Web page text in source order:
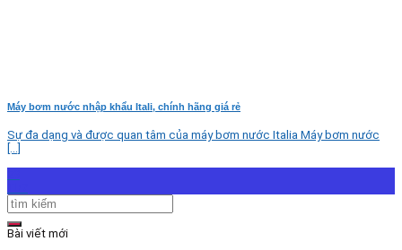
Máy bơm nước nhập khẩu Itali, chính hãng giá rẻ
Sự đa dạng và được quan tâm của máy bơm nước Italia Máy bơm nước
[...]
Bài viết mới